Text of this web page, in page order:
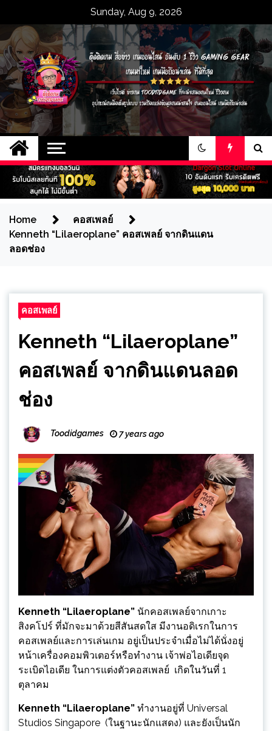
content
Sunday, Aug 9, 2026
ตุ๊ดติดเกม สื่อข่าว
เกมออนไลน์ อันดับ 1
รีวิว gaming gear
เกมมาใหม่ เกมมือถือ
เว็บไซต์ ข่าวเกม toodtidgame ที่จะนำ
เสนอเกมใหม่ รีวิวเกม อุปกรณ์เกมมิ่งเต็ม
รูปแบบ รวมถึงแหล่งข้อมูลเกมน่าสนใจ
เกมออนไลน์ เกมมือถือน่าเล่น
Home
คอสเพลย์
Kenneth “Lilaeroplane” คอสเพลย์ จากดินแดน
ลอดช่อง
คอสเพลย์
Kenneth “Lilaeroplane”
คอสเพลย์ จากดินแดนลอด
ช่อง
Toodidgames 7 years ago
Kenneth “Lilaeroplane” นักคอสเพลย์จากเกาะ
สิงคโปร์ ที่มักจะมาด้วยสีสันสดใส มีงานอดิเรกในการ
คอสเพลย์และการเล่นเกม อยู่เป็นประจำเมื่อไม่ได้นั่งอยู่
หน้าเครื่องคอมพิวเตอร์หรือทำงาน เจ้าพ่อไอเดียจุด
ระเบิดไอเดีย ในการแต่งตัวคอสเพลย์ เกิดในวันที่ 1
ตุลาคม
Kenneth “Lilaeroplane” ทำงานอยู่ที่ Universal
Studios Singapore (ในฐานะนักแสดง) และยังเป็นนัก